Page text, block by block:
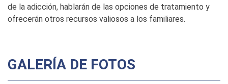
de la adicción, hablarán de las opciones de tratamiento y
ofrecerán otros recursos valiosos a los familiares.
GALERÍA DE FOTOS